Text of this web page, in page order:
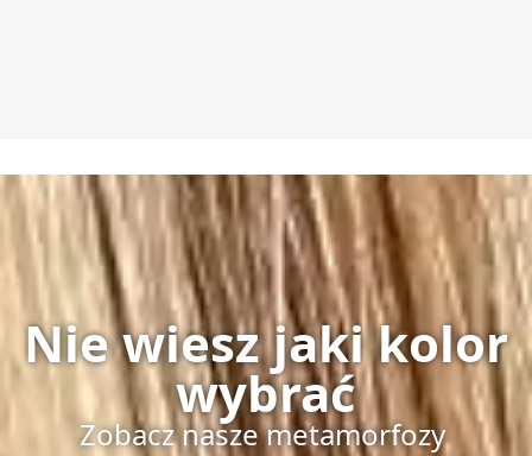
Nie wiesz jaki kolor
wybrać
Zobacz nasze metamorfozy